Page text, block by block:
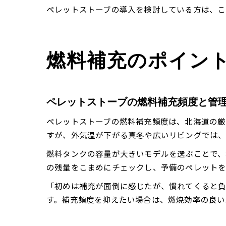
ペレットストーブの導入を検討している方は、
燃料補充のポイン
ペレットストーブの燃料補充頻度と管
ペレットストーブの燃料補充頻度は、北海道の
すが、外気温が下がる真冬や広いリビングでは
燃料タンクの容量が大きいモデルを選ぶことで
の残量をこまめにチェックし、予備のペレット
「初めは補充が面倒に感じたが、慣れてくる
す。補充頻度を抑えたい場合は、燃焼効率の良